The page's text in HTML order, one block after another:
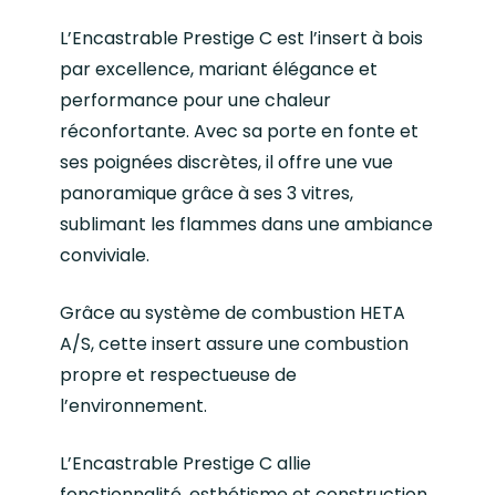
L’Encastrable Prestige C est l’insert à bois
par excellence, mariant élégance et
performance pour une chaleur
réconfortante. Avec sa porte en fonte et
ses poignées discrètes, il offre une vue
panoramique grâce à ses 3 vitres,
sublimant les flammes dans une ambiance
conviviale.
Grâce au système de combustion HETA
A/S, cette insert assure une combustion
propre et respectueuse de
l’environnement.
L’Encastrable Prestige C allie